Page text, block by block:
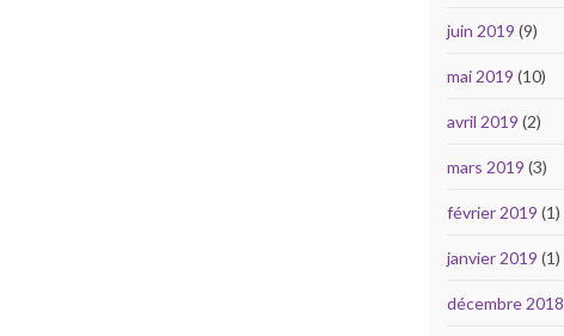
juin 2019 (9)
mai 2019 (10)
avril 2019 (2)
mars 2019 (3)
février 2019 (1)
janvier 2019 (1)
décembre 2018